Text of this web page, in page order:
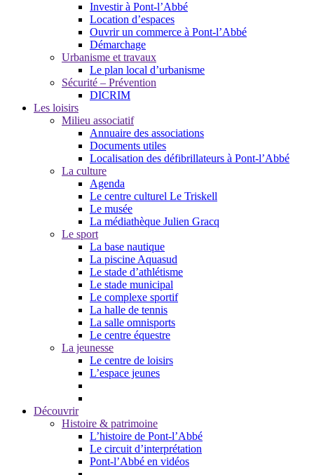
Investir à Pont-l’Abbé
Location d’espaces
Ouvrir un commerce à Pont-l’Abbé
Démarchage
Urbanisme et travaux
Le plan local d’urbanisme
Sécurité – Prévention
DICRIM
Les loisirs
Milieu associatif
Annuaire des associations
Documents utiles
Localisation des défibrillateurs à Pont-l’Abbé
La culture
Agenda
Le centre culturel Le Triskell
Le musée
La médiathèque Julien Gracq
Le sport
La base nautique
La piscine Aquasud
Le stade d’athlétisme
Le stade municipal
Le complexe sportif
La halle de tennis
La salle omnisports
Le centre équestre
La jeunesse
Le centre de loisirs
L’espace jeunes
Découvrir
Histoire & patrimoine
L’histoire de Pont-l’Abbé
Le circuit d’interprétation
Pont-l’Abbé en vidéos